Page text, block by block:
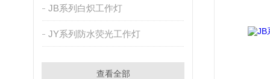
JB系列白炽工作灯
JY系列防水荧光工作灯
查看全部